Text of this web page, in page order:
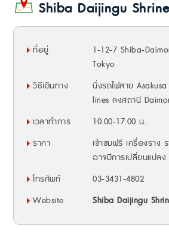
Shiba Daijingu Shrine
ที่อยู่
1-12-7 Shiba-
Tokyo
วิธีเดินทาง
นั่งรถไฟสาย
lines ลงสถานี
เวลาทำการ
10.00-17.00 น.
ราคา
เข้าชมฟรี เครื่องราง
อาจมีการเปลี่ยนแปลง
โทรศัพท์
03-3431-4802
Website
Shiba Daijingu